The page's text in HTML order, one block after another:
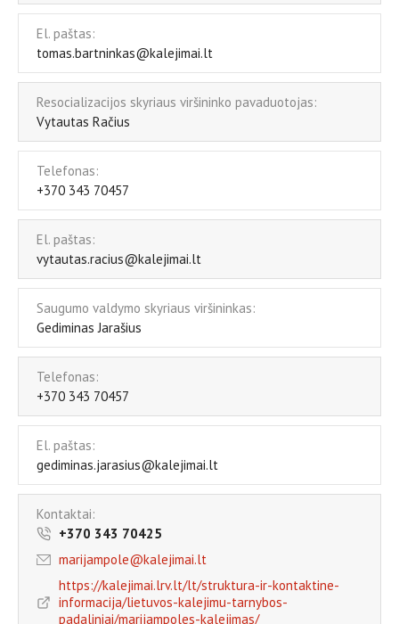
El. paštas:
tomas.bartninkas@kalejimai.lt
Resocializacijos skyriaus viršininko pavaduotojas:
Vytautas Račius
Telefonas:
+370 343 70457
El. paštas:
vytautas.racius@kalejimai.lt
Saugumo valdymo skyriaus viršininkas:
Gediminas Jarašius
Telefonas:
+370 343 70457
El. paštas:
gediminas.jarasius@kalejimai.lt
Kontaktai:
+370 343 70425
marijampole@kalejimai.lt
https://kalejimai.lrv.lt/lt/struktura-ir-kontaktine-
informacija/lietuvos-kalejimu-tarnybos-
padaliniai/marijampoles-kalejimas/